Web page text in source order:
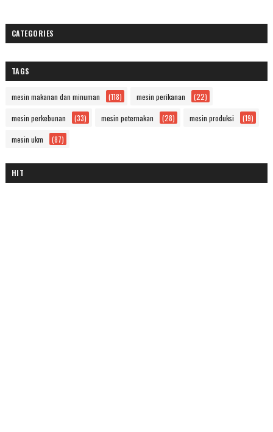
CATEGORIES
TAGS
mesin makanan dan minuman (118) mesin perikanan (22)
mesin perkebunan (33) mesin peternakan (28) mesin produksi (19)
mesin ukm (87)
HIT